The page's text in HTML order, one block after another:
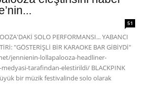
51
SOLO PERFORMANSI... YABANCI
"GÖSTERİŞLİ BİR KARAOKE BAR GİBİYDİ"
jennienin-lollapalooza-headliner-
tarafindan-elestirildi/ BLACKPINK
bir müzik festivalinde solo olarak